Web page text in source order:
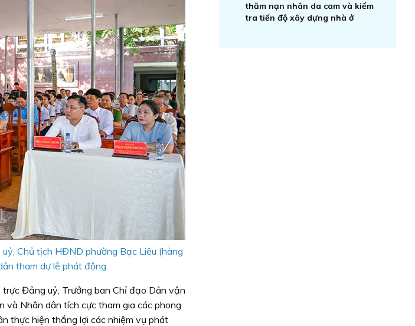
Chủ tịch HĐND phường Bạc Liêu (hàng
tham dự lễ phát động.
Đảng uỷ, Trưởng ban Chỉ đạo Dân vận
và Nhân dân tích cực tham gia các phong
thực hiện thắng lợi các nhiệm vụ phát
thăm nạn nhân da cam và kiểm
tra tiến độ xây dựng nhà ở